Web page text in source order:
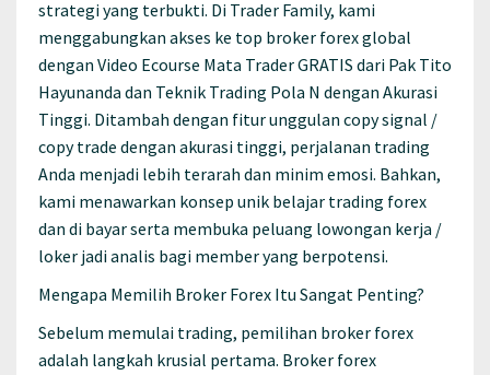
strategi yang terbukti. Di Trader Family, kami
menggabungkan akses ke top broker forex global
dengan Video Ecourse Mata Trader GRATIS dari Pak Tito
Hayunanda dan Teknik Trading Pola N dengan Akurasi
Tinggi. Ditambah dengan fitur unggulan copy signal /
copy trade dengan akurasi tinggi, perjalanan trading
Anda menjadi lebih terarah dan minim emosi. Bahkan,
kami menawarkan konsep unik belajar trading forex
dan di bayar serta membuka peluang lowongan kerja /
loker jadi analis bagi member yang berpotensi.
Mengapa Memilih Broker Forex Itu Sangat Penting?
Sebelum memulai trading, pemilihan broker forex
adalah langkah krusial pertama. Broker forex